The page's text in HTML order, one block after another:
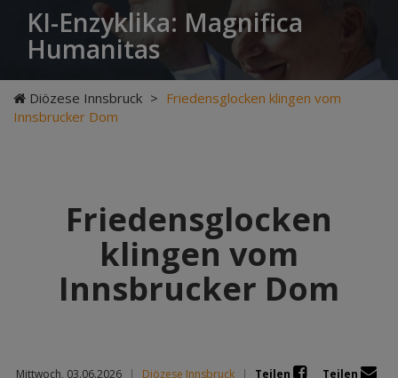
KI-Enzyklika: Magnifica
Humanitas
Diözese Innsbruck > Friedensglocken klingen vom
Innsbrucker Dom
Friedensglocken
klingen vom
Innsbrucker Dom
Mittwoch, 03.06.2026 | Diözese Innsbruck | Teilen
Teilen